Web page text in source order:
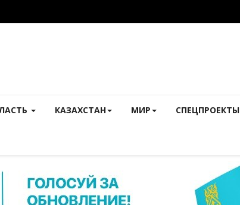
КАЗАХСТАН МИР СПЕЦПРОЕКТЫ